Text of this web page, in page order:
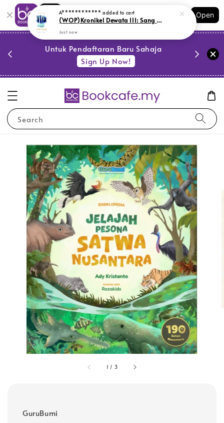
Shopping: Track Your Order
Your Trusted Shops
Open
Untuk Pendaftaran Baru Sahaja
Sign Up Now!
Search
1 / 3
GuruBumi
A************ added to cart
(WOP)Kronikel Dewata III: Sang Ghaib (R2,L149,BL187,LR1)
Just now